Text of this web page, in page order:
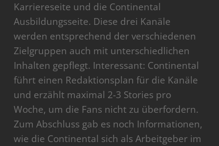
Karriereseite und die Continental
Ausbildungsseite. Diese drei Kanäle
werden entsprechend der verschiedenen
Zielgruppen auch mit unterschiedlichen
Inhalten gepflegt. Interessant: Continental
führt einen Redaktionsplan für die Kanäle
und erzählt maximal 2-3 Stories pro
Woche, um die Fans nicht zu überfordern.
Zum Abschluss gab es noch Informationen,
wie die Continental sich als Arbeitgeber im